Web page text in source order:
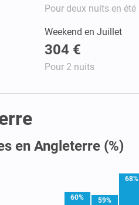
Pour deux nuits en été
Weekend en Juillet
304 €
Pour 2 nuits
en Angleterre (%)
60% 59%
68%